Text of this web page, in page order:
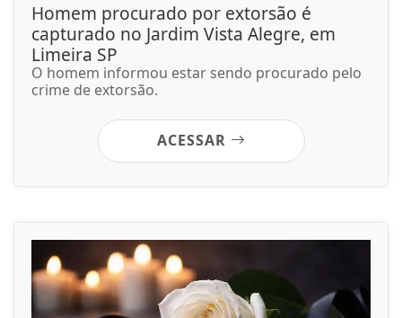
Homem procurado por extorsão é
capturado no Jardim Vista Alegre, em
Limeira SP
O homem informou estar sendo procurado pelo
crime de extorsão.
ACESSAR